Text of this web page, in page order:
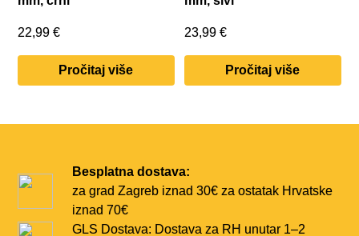
22,99€
Pročitaj više
23,99€
Pročitaj više
Besplatna dostava:
za grad Zagreb iznad 30€ za ostatak Hrvatske
iznad 70€
GLS Dostava: Dostava za RH unutar 1–2